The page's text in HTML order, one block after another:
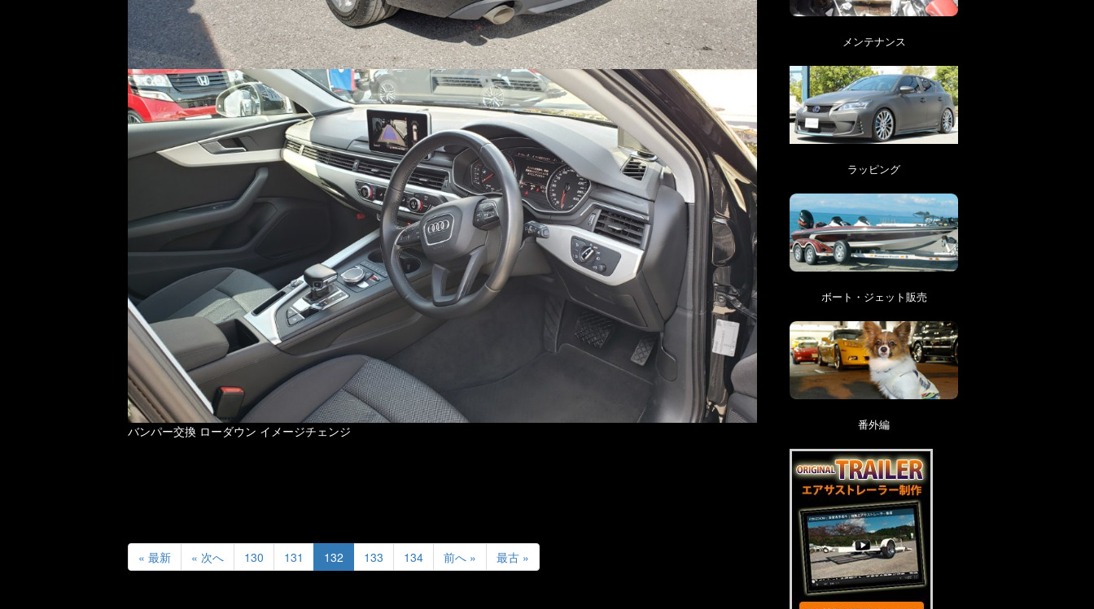
バンパー交換 ローダウン イメージチェンジ
« 最新 « 次へ 130 131 132 133 134 前へ » 最古 »
メンテナンス
ラッピング
ボート・ジェット販売
番外編